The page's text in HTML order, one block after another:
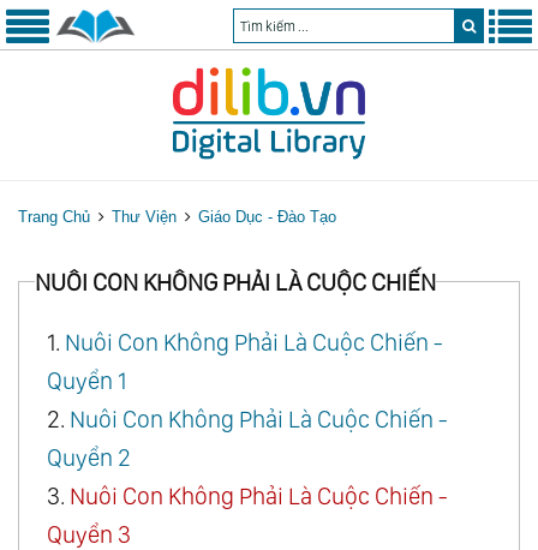
Trang Chủ Thư Viện Giáo Dục - Đào Tạo
NUÔI CON KHÔNG PHẢI LÀ CUỘC CHIẾN
1. Nuôi Con Không Phải Là Cuộc Chiến -
Quyển 1
2. Nuôi Con Không Phải Là Cuộc Chiến -
Quyển 2
3. Nuôi Con Không Phải Là Cuộc Chiến -
Quyển 3